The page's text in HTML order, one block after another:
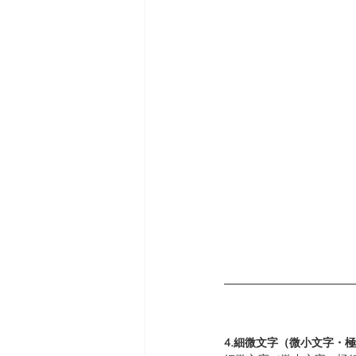
4.細微文字（微小文字・極